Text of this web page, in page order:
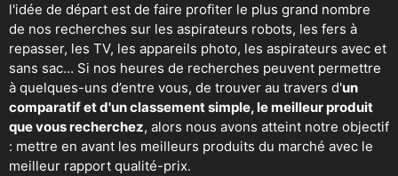
l'idée de départ est de faire profiter le plus grand nombre
de nos recherches sur les aspirateurs robots, les fers à
repasser, les TV, les appareils photo, les aspirateurs avec et
sans sac… Si nos heures de recherches peuvent permettre
à quelques-uns d’entre vous, de trouver au travers d'un
comparatif et d'un classement simple, le meilleur produit
que vous recherchez, alors nous avons atteint notre objectif
: mettre en avant les meilleurs produits du marché avec le
meilleur rapport qualité-prix.